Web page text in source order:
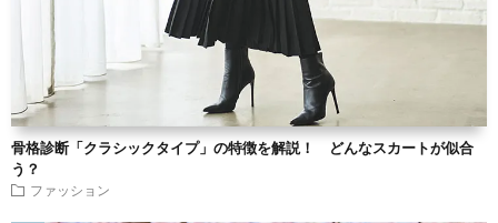
骨格診断「クラシックタイプ」の特徴を解説！ どんなスカートが似合
う？
ファッション